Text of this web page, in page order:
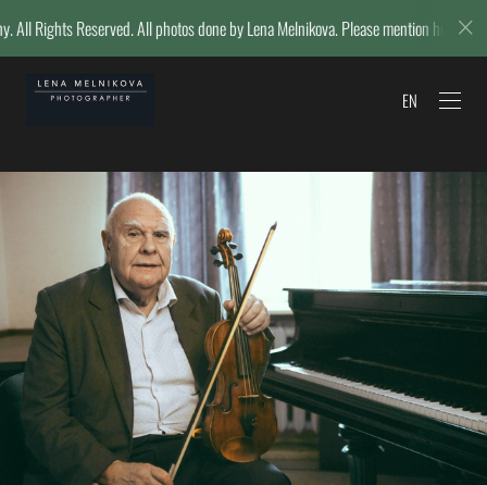
Reserved. All photos done by Lena Melnikova. Please mention her name if
EN